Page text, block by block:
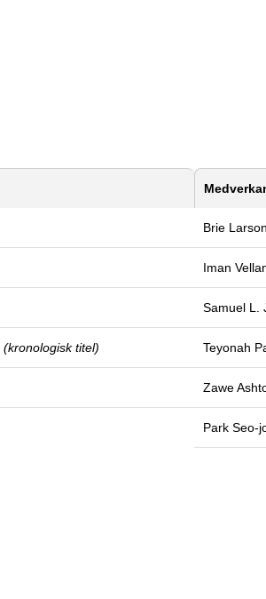
(kronologisk titel)
Brie Larson
Iman
Samuel L.
Teyonah
Zawe
Park Seo-